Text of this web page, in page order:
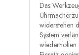
Das
widerstehen
System
wiederholten